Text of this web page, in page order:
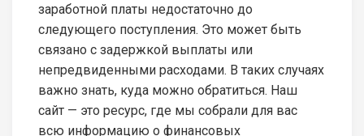
заработной платы недостаточно до
следующего поступления. Это может быть
связано с задержкой выплаты или
непредвиденными расходами. В таких случаях
важно знать, куда можно обратиться. Наш
сайт — это ресурс, где мы собрали для вас
всю информацию о финансовых